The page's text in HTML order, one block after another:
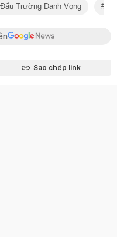
Trường Danh Vọng
Sao chép link